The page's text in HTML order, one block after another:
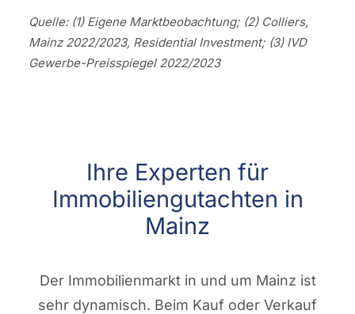
Quelle: (1) Eigene Marktbeobachtung; (2) Colliers,
Mainz 2022/2023, Residential Investment; (3) IVD
Gewerbe-Preisspiegel 2022/2023
Ihre Experten für
Immobiliengutachten in
Mainz
Der Immobilienmarkt in und um Mainz ist
sehr dynamisch. Beim Kauf oder Verkauf